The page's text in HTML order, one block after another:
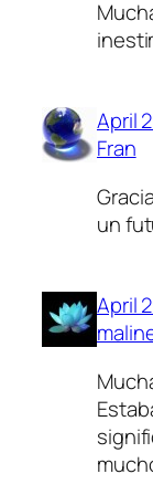
April
Fran
un
April